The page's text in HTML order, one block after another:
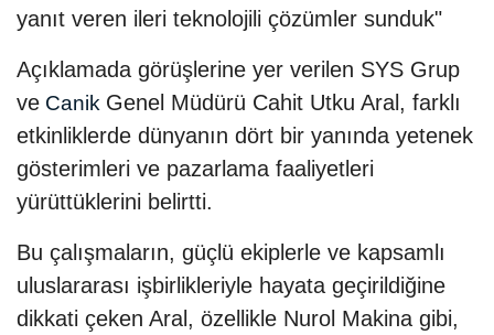
yanıt veren ileri teknolojili çözümler sunduk"
Açıklamada görüşlerine yer verilen SYS Grup
ve Canik Genel Müdürü Cahit Utku Aral, farklı
etkinliklerde dünyanın dört bir yanında yetenek
gösterimleri ve pazarlama faaliyetleri
yürüttüklerini belirtti.
Bu çalışmaların, güçlü ekiplerle ve kapsamlı
uluslararası işbirlikleriyle hayata geçirildiğine
dikkati çeken Aral, özellikle Nurol Makina gibi,